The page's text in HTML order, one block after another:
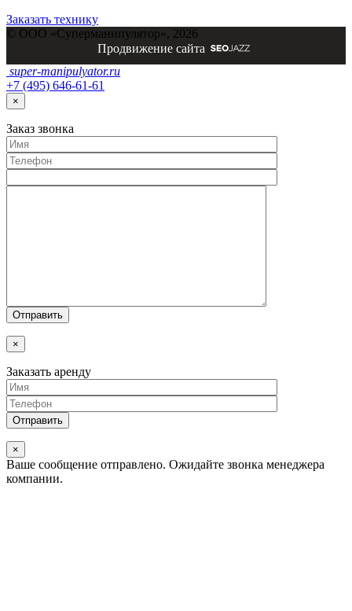
Заказать технику
© ООО «Суперманипулятор», 2026
Продвижение сайта
super-manipulyator.ru
+7 (495) 646-61-61
×
Заказ звонка
×
Заказать аренду
×
Ваше сообщение отправлено. Ожидайте звонка менеджера
компании.